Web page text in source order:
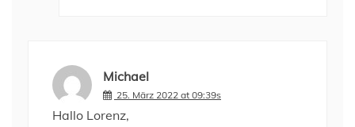
Michael
25. März 2022 at 09:39s
Hallo Lorenz,